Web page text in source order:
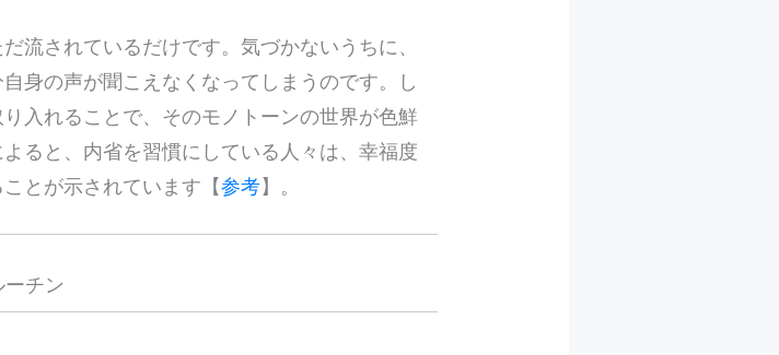
流されているだけです。気づかないうちに、
身の声が聞こえなくなってしまうのです。し
入れることで、そのモノトーンの世界が色鮮
ると、内省を習慣にしている人々は、幸福度
とが示されています【参考】。
チン